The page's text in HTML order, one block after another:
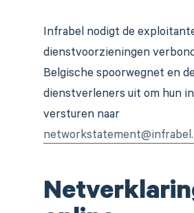
Infrabel nodigt de
dienstvoorzieningen
Belgische spoorwegnet en de
dienstverleners uit om hun
versturen naar